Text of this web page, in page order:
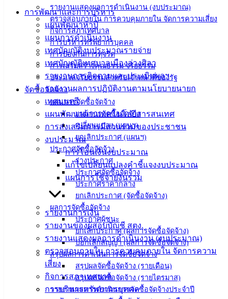
รายงานแสดงผลการดำเนินงาน (งบประมาณ)
ตรวจสอบภายใน การควบคุมภายใน จัดการความเสี่ยง
กิจการสภาเทศบาล
การบริหารทรัพยากรบุคคล
การป้องกันการทุจริต
การเสริมสร้างคุณธรรม จริยธรรม
ประมวลจริยธรรมสำหรับเจ้าหน้าที่ของรัฐ
จัดซื้อจัดจ้าง
แผนการจัดซื้อจัดจ้าง
แผนการจัดซื้อจัดจ้าง
เปลี่ยนแปลง (แผนฯ)
ยกเลิกประกาศ (แผนฯ)
ประกาศจัดซื้อจัดจ้าง
ร่างประกาศ
ประกาศจัดซื้อจัดจ้าง
ประกาศราคากลาง
ยกเลิกประกาศ (จัดซื้อจัดจ้าง)
ผลการจัดซื้อจัดจ้าง
ประกาศผู้ชนะ
ยกเลิกประกาศ (ผลการจัดซื้อจัดจ้าง)
บอกเลิกสัญญา (ผลการจัดซื้อจัดจ้าง)
สรุปผลการดำเนินการจัดซื้อจัดจ้าง
สรุปผลจัดซื้อจัดจ้าง (รายเดือน)
สรุปผลจัดซื้อจัดจ้าง (รายไตรมาส)
รายงานผลการดำเนินการจัดซื้อจัดจ้างประจำปี
การพัฒนาและการบริหาร
แผนพัฒนาห้าปี
แผนการดำเนินงาน
เทศบัญญัติงบประมาณรายจ่าย
เทศบัญญัติเทศบาลเมืองอ่างศิลา
รายงานการติดตามและประเมินผลฯ
รายงานผลการปฏิบัติงานตามนโยบายนายก
เทศมนตรี
แผนพัฒนาด้านเทคโนโลยีสารสนเทศ
การส่งเสริมการมีส่วนร่วมของประชาชน
งบประมาณ
การโอนเงินงบประมาณ
แก้ไขเปลี่ยนแปลงคำชี้แจงงบประมาณ
แผนการใช้จ่ายงินรวม
รายงานการเงิน
รายงานของผู้สอบบัญชี สตง.
รายงานแสดงผลการดำเนินงาน (งบประมาณ)
ตรวจสอบภายใน การควบคุมภายใน จัดการความ
เสี่ยง
กิจการสภาเทศบาล
การบริหารทรัพยากรบุคคล
น่ารู้
ศุนย์
ข้อมูล
ข่าวสาร
อิเล็กทรอนิกส์
องค์
ความรู้
(Knowledge
Management)
ติดต่อ
เทศบาล
เทศบาล
ผู้บริหาร
และ
หัวหน้า
ราชการ
สภา